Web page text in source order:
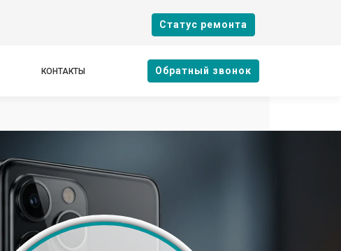
Cтатус ремонта
КОНТАКТЫ Oбратный звонок